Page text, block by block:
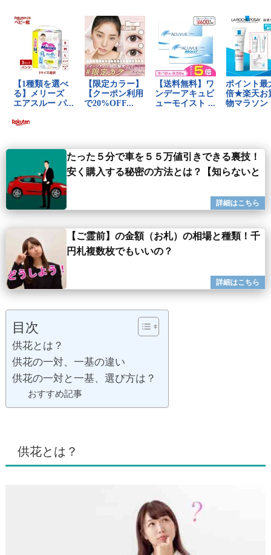
たった５分で車を５５万値引きできる裏技！
安く購入する秘密の方法とは？【知らないと
【ご霊前】の金額（お札）の相場と種類！千
円札複数枚でもいいの？
目次
供花とは？
供花の一対、一基の違い
供花の一対と一基、選び方は？
おすすめ記事
供花とは？